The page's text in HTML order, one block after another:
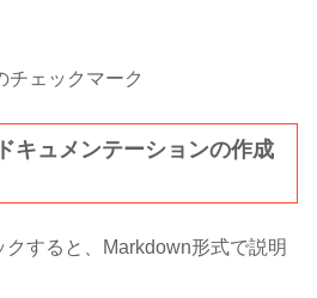
チェックマーク
キュメンテーションの作成
クすると、Markdown形式で説明